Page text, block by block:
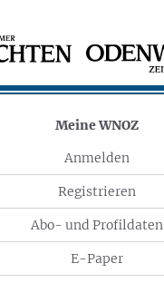
Meine WNOZ
Anmelden
Registrieren
Abo- und Profildaten
E-Paper